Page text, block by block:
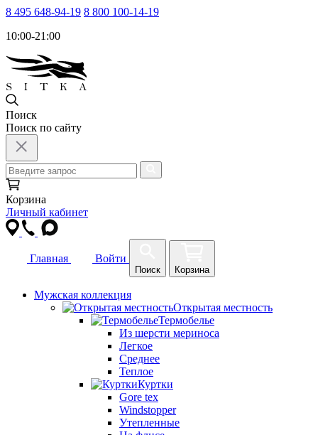
8 495 648-94-19 8 800 100-14-19
10:00-21:00
Поиск
Поиск по сайту
Корзина
Личный кабинет
Главная Войти
Поиск Корзина
Мужская коллекция
Открытая местность
Термобелье
Из шерсти мериноса
Легкое
Среднее
Теплое
Куртки
Gore tex
Windstopper
Утепленные